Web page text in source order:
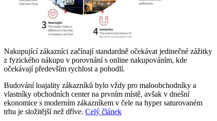
Nakupující zákazníci začínají standardně očekávat jedinečné zážitky
z fyzického nákupu v porovnání s online nakupováním, kde
očekávají především rychlost a pohodlí.
Budování loajality zákazníků bylo vždy pro maloobchodníky a
vlastníky obchodních center na prvním místě, avšak v dnešní
ekonomice s moderním zákazníkem v čele na hyper saturovaném
trhu je složitější než dříve. Celý článek